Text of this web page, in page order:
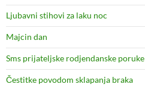
Ljubavni stihovi za laku noc
Majcin dan
Sms prijateljske rodjendanske poruke
Čestitke povodom sklapanja braka